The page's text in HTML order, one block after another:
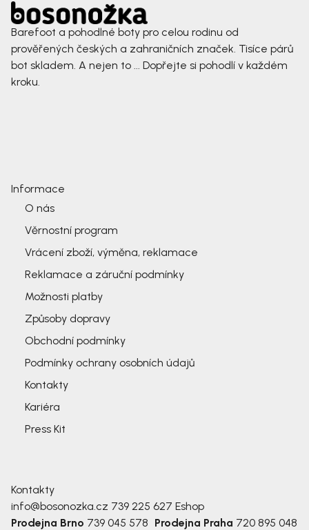
Barefoot a pohodlné boty pro celou rodinu od
prověřených českých a zahraničních značek. Tisíce párů
bot skladem. A nejen to ... Dopřejte si pohodlí v každém
kroku.
Informace
O nás
Věrnostní program
Vrácení zboží, výměna, reklamace
Reklamace a záruční podmínky
Možnosti platby
Způsoby dopravy
Obchodní podmínky
Podmínky ochrany osobních údajů
Kontakty
Kariéra
Press Kit
Kontakty
info@bosonozka.cz 739 225 627 Eshop
Prodejna Brno 739 045 578 Prodejna Praha 720 895 048